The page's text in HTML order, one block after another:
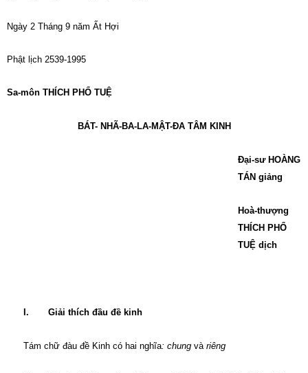
Ngày 2 Tháng 9 năm Ất Hợi
Phật lịch 2539-1995
Sa-môn THÍCH PHỔ TUỆ
BÁT- NHÃ-BA-LA-MẬT-ĐA TÂM KINH
Đại-sư HOÀNG
TÁN giảng
Hoà-thượng
THÍCH PHỔ
TUỆ dịch
I. Giải thích đầu đề kinh
Tám chữ đàu đề Kinh có hai nghĩa: chung và riêng